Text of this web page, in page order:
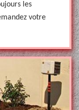
les
votre